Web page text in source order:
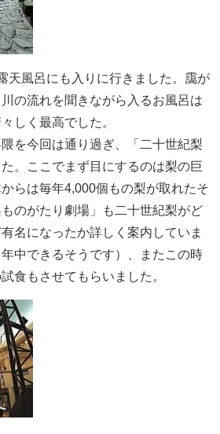
天風呂にも入りに行きました。靄が
の流れを聞きながら入るお風呂は
しく最高でした。
を今回は通り過ぎ、「二十世紀梨
。ここでまず目にするのは梨の巨
らは毎年4,000個もの梨が取れたそ
のがたり劇場」も二十世紀梨がど
名になったか詳しく案内していま
中できるそうです）、またこの時
食もさせてもらいました。